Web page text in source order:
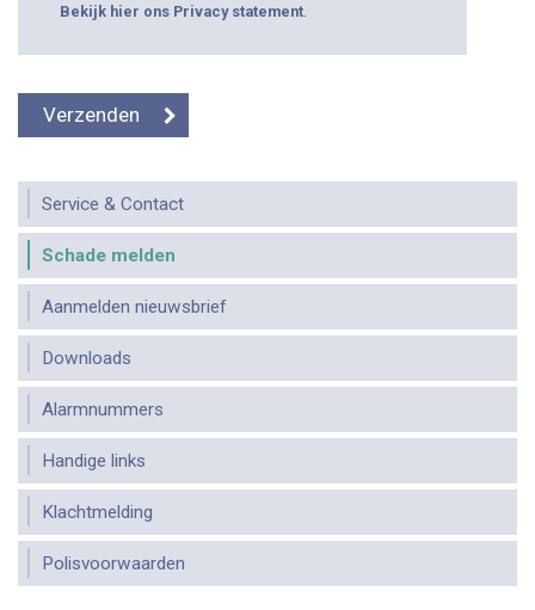
Bekijk hier ons Privacy statement
Service & Contact
Schade melden
Aanmelden nieuwsbrief
Downloads
Alarmnummers
Handige links
Klachtmelding
Polisvoorwaarden